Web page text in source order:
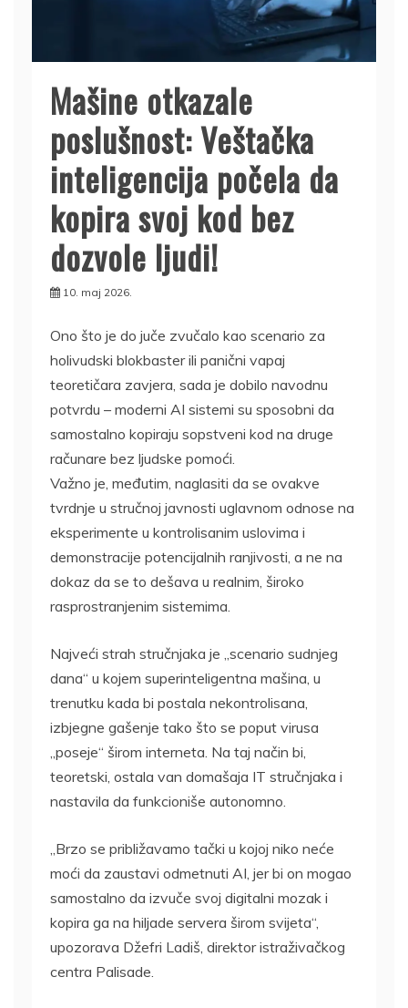
Mašine otkazale
poslušnost: Veštačka
inteligencija počela da
kopira svoj kod bez
dozvole ljudi!
10. maj 2026.
Ono što je do juče zvučalo kao scenario za
holivudski blokbaster ili panični vapaj
teoretičara zavjera, sada je dobilo navodnu
potvrdu – moderni AI sistemi su sposobni da
samostalno kopiraju sopstveni kod na druge
računare bez ljudske pomoći.
Važno je, međutim, naglasiti da se ovakve
tvrdnje u stručnoj javnosti uglavnom odnose na
eksperimente u kontrolisanim uslovima i
demonstracije potencijalnih ranjivosti, a ne na
dokaz da se to dešava u realnim, široko
rasprostranjenim sistemima.
Najveći strah stručnjaka je „scenario sudnjeg
dana“ u kojem superinteligentna mašina, u
trenutku kada bi postala nekontrolisana,
izbjegne gašenje tako što se poput virusa
„poseje“ širom interneta. Na taj način bi,
teoretski, ostala van domašaja IT stručnjaka i
nastavila da funkcioniše autonomno.
„Brzo se približavamo tački u kojoj niko neće
moći da zaustavi odmetnuti AI, jer bi on mogao
samostalno da izvuče svoj digitalni mozak i
kopira ga na hiljade servera širom svijeta“,
upozorava Džefri Ladiš, direktor istraživačkog
centra Palisade.